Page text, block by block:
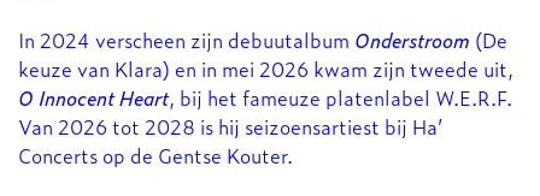
In 2024 verscheen zijn debuutalbum Onderstroom (De
keuze van Klara) en in mei 2026 kwam zijn tweede uit,
O Innocent Heart, bij het fameuze platenlabel W.E.R.F.
Van 2026 tot 2028 is hij seizoensartiest bij Ha’
Concerts op de Gentse Kouter.